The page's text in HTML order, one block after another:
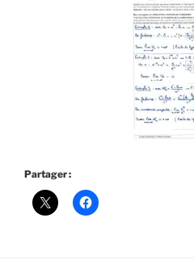
Partager :